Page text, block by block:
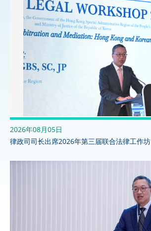
2026年08月05日
律政司司长出席2026年第三届联合法律工作坊